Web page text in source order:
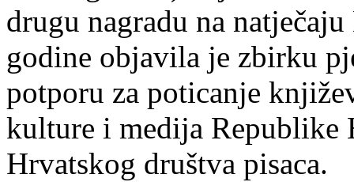
drugu nagradu na
godine objavila je zbirku
potporu za poticanje
kulture i medija Republike
Hrvatskog društva pisaca.